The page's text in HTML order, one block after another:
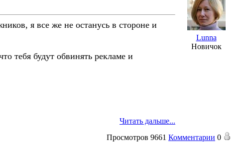
я все же не останусь в стороне и
тебя будут обвинять рекламе и
Читать дальше...
Lunna
Новичок
Просмотров 9661 Комментарии 0